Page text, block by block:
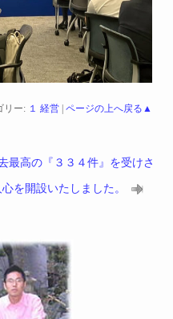
リー: １ 経営| ページの上へ戻る▲
最高の『３３４件』を受けさ
を開設いたしました。